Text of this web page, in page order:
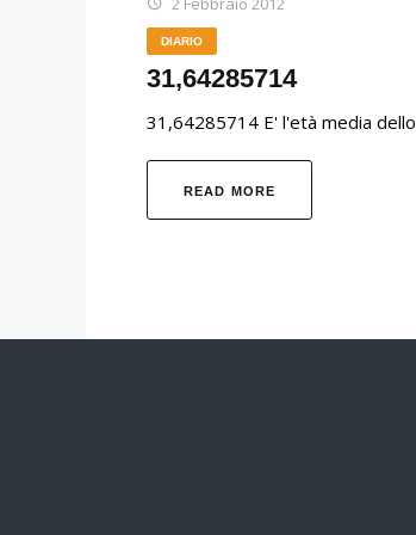
DIARIO
31,64285714
31,64285714 E' l'età media
READ MORE